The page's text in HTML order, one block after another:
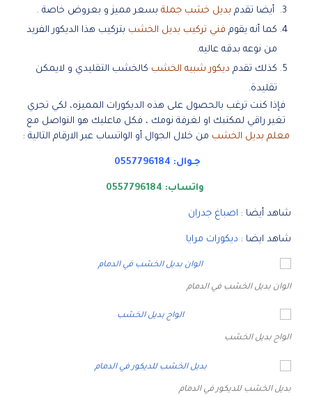
أيضا تقدم بديل خشب جملة بسعر مميز و بعروض خاصة .
كما أنه يقوم فني تركيب بديل الخشب بتركيب هذا الديكور الفريد
من نوعه بدقه عاليه.
كذلك تقدم ديكور شبيه الخشب كالخشب التقليدي و لايمكن
تقليدة.
فإذا كنت ترغب بالحصول على هذه الديكورات المميزه، لكي تجري
تغير راقي لمكتبك او لغرفة نومك ، فكل ماعليك هو التواصل مع
معلم بديل الخشب من خلال الجوال أو الواتساب عبر الارقام التالية :
جـوال: 0557796184
واتساب: 0557796184
شاهد أيضا : اصباغ جدران
شاهد ايضا : ديكورات مرايا
الوان بديل الخشب في الدمام
الواح بديل الخشب
بديل الخشب للديكور في الدمام